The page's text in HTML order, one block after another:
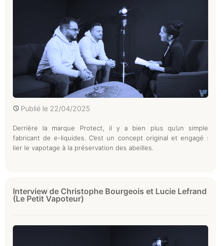
Publié le 22/04/2025
Derrière la marque Protect, il y a bien plus qu’un simple
fabricant de e-liquides. C’est un concept original et engagé :
lier le vapotage à la préservation des abeilles.
Interview de Christophe Bourgeois et Lucie Lefrand
(Le Petit Vapoteur)